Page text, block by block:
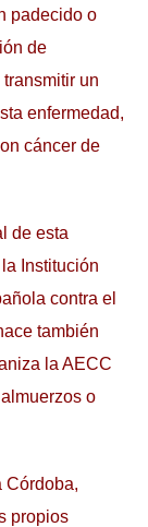
padecido o
de
un
enfermedad,
cáncer de
de esta
Institución
contra el
también
la AECC
o
Córdoba,
propios